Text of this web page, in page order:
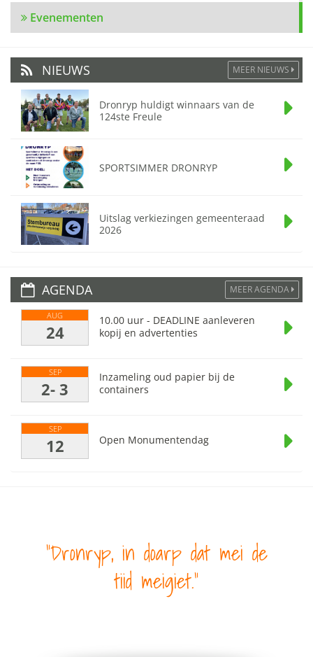
Evenementen
NIEUWS MEER NIEUWS
Dronryp huldigt winnaars van de
124ste Freule
SPORTSIMMER DRONRYP
Uitslag verkiezingen gemeenteraad
2026
AGENDA MEER AGENDA
AUG
24
10.00 uur - DEADLINE aanleveren
kopij en advertenties
SEP
2- 3
Inzameling oud papier bij de
containers
SEP
12 Open Monumentendag
Dronryp, in doarp dat mei de
tiid meigiet.